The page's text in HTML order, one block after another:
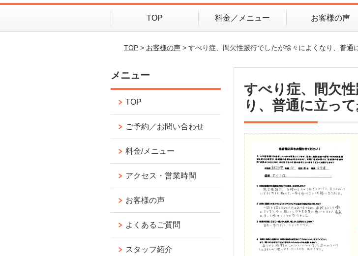
TOP 料金／メニュー お客様の声
TOP> お客様の声> すべり症、間欠性跛行でしたが徐々によくなり、普通
すべり症、間欠
り、普通に立っ
メニュー
TOP
ご予約／お問い合わせ
料金/メニュー
アクセス・営業時間
お客様の声
よくあるご質問
スタッフ紹介